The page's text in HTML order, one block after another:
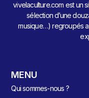
vivelaculture.com est un
sélection d’une
musique…) regroupés
MENU
Qui sommes-nous ?